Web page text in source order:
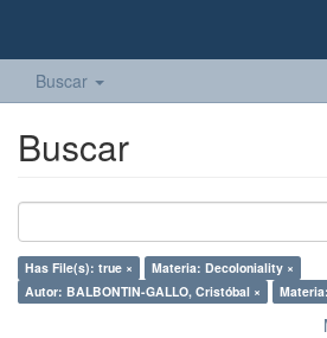
Buscar
Buscar
Has File(s): true ×
Materia: Decoloniality ×
Autor: BALBONTIN-GALLO, Cristóbal ×